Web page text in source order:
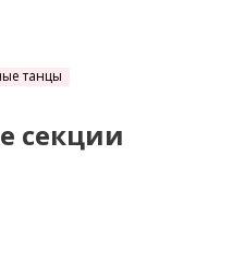
танцы
секции